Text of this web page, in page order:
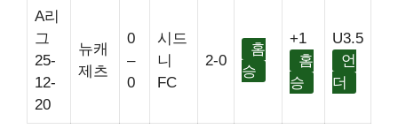
A리
그
25-
12-
20
뉴캐
제츠
0
–
0
시드
니
FC
2-0
홈
승
+1
홈
승
U3.5
언
더